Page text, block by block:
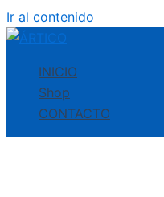
Ir al contenido
INICIO
Shop
CONTACTO